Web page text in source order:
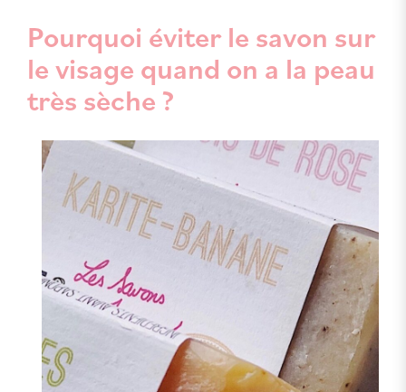
Pourquoi éviter le savon sur
le visage quand on a la peau
très sèche ?